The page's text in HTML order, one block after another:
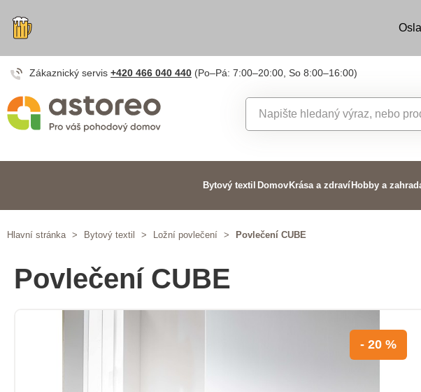
Zákaznický servis +420 466 040 440 (Po–Pá: 7:00–20:00, So 8:00–16:00)
Bytový textil Domov Krása a zdraví Hobby a
Hlavní stránka > Bytový textil > Ložní povlečení > Povlečení CUBE
Povlečení CUBE
- 20 %